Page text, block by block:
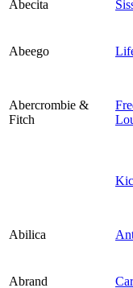
Abecita
Abeego
Abercrombie &
Fitch
Abilica
Abrand